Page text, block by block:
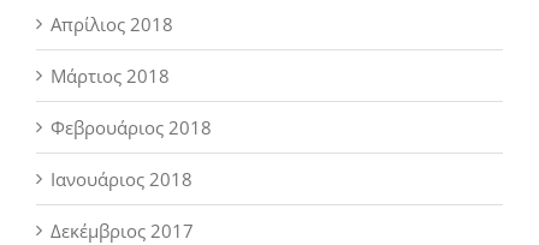
Απρίλιος 2018
Μάρτιος 2018
Φεβρουάριος 2018
Ιανουάριος 2018
Δεκέμβριος 2017